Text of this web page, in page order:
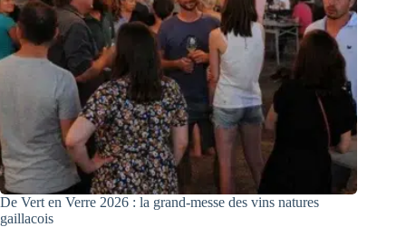
De Vert en Verre 2026 : la grand-messe des vins natures
gaillacois